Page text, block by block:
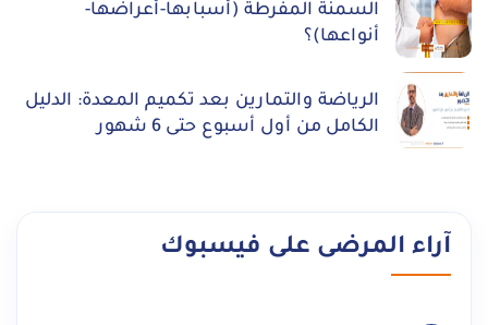
السمنة المفرطة (أسبابها-أعراضها-
أنواعها)؟
الرياضة والتمارين بعد تكميم المعدة: الدليل
الكامل من أول أسبوع حتى 6 شهور
آراء المرضى على فيسبوك